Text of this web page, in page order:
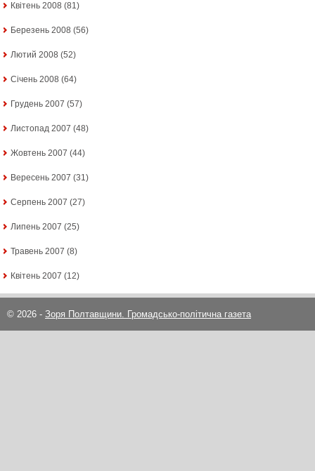
Квітень 2008 (81)
Березень 2008 (56)
Лютий 2008 (52)
Січень 2008 (64)
Грудень 2007 (57)
Листопад 2007 (48)
Жовтень 2007 (44)
Вересень 2007 (31)
Серпень 2007 (27)
Липень 2007 (25)
Травень 2007 (8)
Квітень 2007 (12)
© 2026 - Зоря Полтавщини. Громадсько-політична газета